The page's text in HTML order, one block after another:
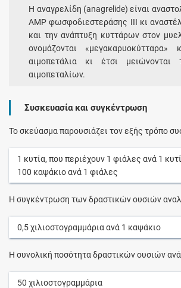
Η αναγρελίδη (anagrelide) είναι
AMP φωσφοδιεστεράσης ΙΙΙ κι
και την ανάπτυξη κυττάρων στον
ονομάζονται
αιμοπετάλια κι έτσι
αιμοπεταλίων.
Συσκευασία και συγκέντρωση
Το σκεύασμα παρουσιάζει τον εξής τρόπο
1 κυτία, που περιέχουν 1 φιάλες ανά 1
100 καψάκιοανά 1 φιάλες
Η συγκέντρωση των δραστικών ουσιών
0,5χιλιοστογραμμάριαανά 1 καψάκιο
Η συνολική ποσότητα δραστικών ουσιών
50 χιλιοστογραμμάρια